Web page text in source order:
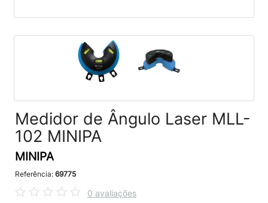
Medidor de Ângulo Laser MLL-
102 MINIPA
MINIPA
Referência: 69775
0 avaliações